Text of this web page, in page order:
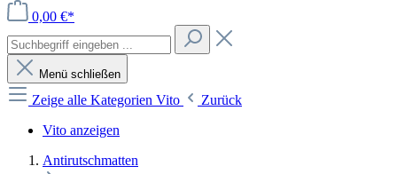
0,00 €*
Menü schließen
Zeige alle Kategorien Vito
Zurück
Vito anzeigen
Antirutschmatten